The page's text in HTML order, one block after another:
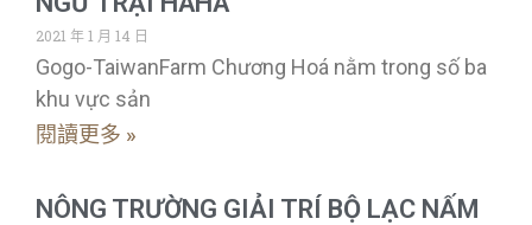
2021 年 1 月 14 日
Gogo-TaiwanFarm Chương Hoá nằm trong số ba
khu vực sản
閱讀更多 »
NÔNG TRƯỜNG GIẢI TRÍ BỘ LẠC NẤM